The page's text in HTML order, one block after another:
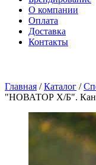
О компании
Оплата
Доставка
Контакты
Главная / Каталог /
"НОВАТОР Х/Б".